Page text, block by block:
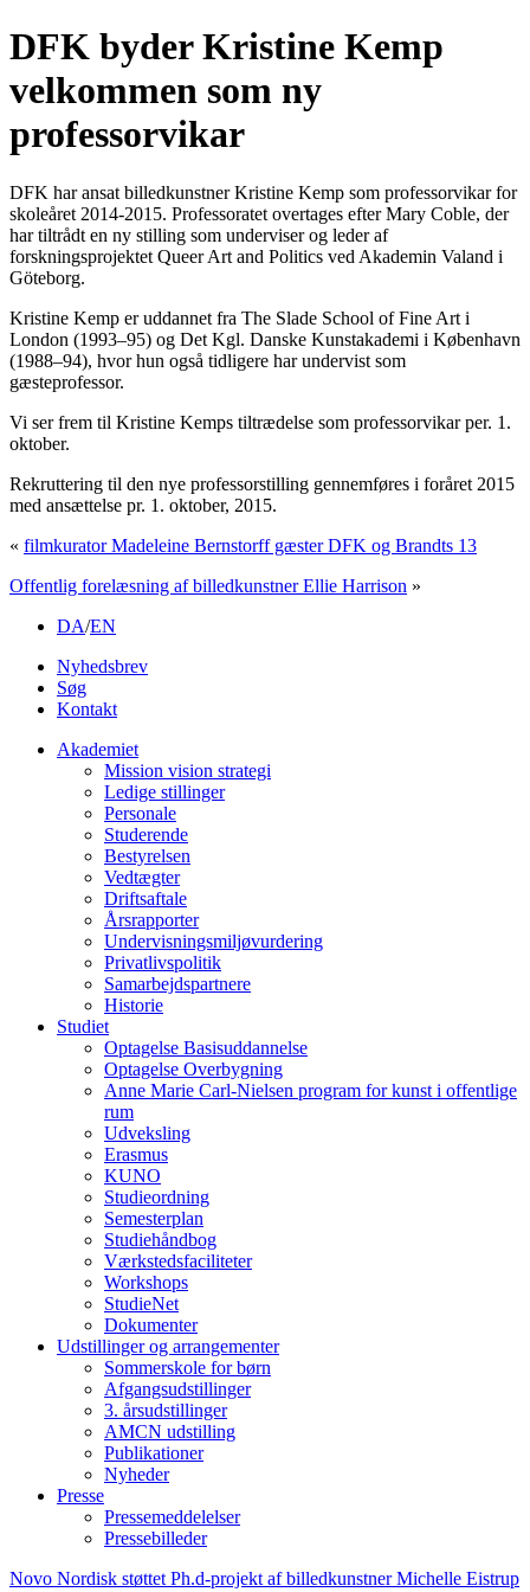
DFK byder Kristine Kemp
velkommen som ny
professorvikar
DFK har ansat billedkunstner Kristine Kemp som professorvikar for
skoleåret 2014-2015. Professoratet overtages efter Mary Coble, der
har tiltrådt en ny stilling som underviser og leder af
forskningsprojektet Queer Art and Politics ved Akademin Valand i
Göteborg.
Kristine Kemp er uddannet fra The Slade School of Fine Art i
London (1993–95) og Det Kgl. Danske Kunstakademi i København
(1988–94), hvor hun også tidligere har undervist som
gæsteprofessor.
Vi ser frem til Kristine Kemps tiltrædelse som professorvikar per. 1.
oktober.
Rekruttering til den nye professorstilling gennemføres i foråret 2015
med ansættelse pr. 1. oktober, 2015.
« filmkurator Madeleine Bernstorff gæster DFK og Brandts 13
Offentlig forelæsning af billedkunstner Ellie Harrison »
DA/EN
Nyhedsbrev
Søg
Kontakt
Akademiet
Mission vision strategi
Ledige stillinger
Personale
Studerende
Bestyrelsen
Vedtægter
Driftsaftale
Årsrapporter
Undervisningsmiljøvurdering
Privatlivspolitik
Samarbejdspartnere
Historie
Studiet
Optagelse Basisuddannelse
Optagelse Overbygning
Anne Marie Carl-Nielsen program for kunst i offentlige
rum
Udveksling
Erasmus
KUNO
Studieordning
Semesterplan
Studiehåndbog
Værkstedsfaciliteter
Workshops
StudieNet
Dokumenter
Udstillinger og arrangementer
Sommerskole for børn
Afgangsudstillinger
3. årsudstillinger
AMCN udstilling
Publikationer
Nyheder
Presse
Pressemeddelelser
Pressebilleder
Novo Nordisk støttet Ph.d-projekt af billedkunstner Michelle Eistrup